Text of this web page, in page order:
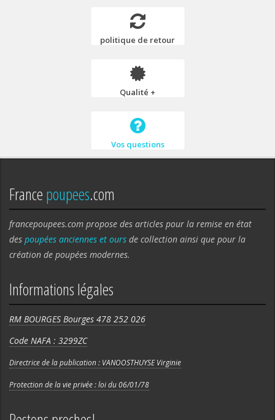
politique de retour
Qualité +
Vos questions
Francepoupees.com
francepoupees.com propose des articles pour la remise en état
des poupées anciennes et ours de collection ainsi que pour la
création de poupées modernes.
Informations légales
RM BOURGES Bourges 478 252 026
Code NAFA : 3299ZC
Directrice de la publication : VANOOSTHUYSE Virginie
Protection de la vie privée : loi du 06/01/78